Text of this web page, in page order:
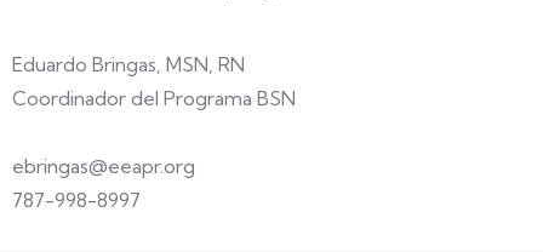
Eduardo Bringas, MSN, RN
Coordinador del Programa BSN
ebringas@eeapr.org
787-998-8997